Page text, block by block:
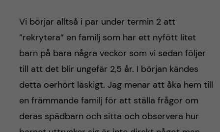
Vi börjar alltså i par under termin 2 att
”rekrytera” en familj som har ett nyfött litet
barn på bara några veckor som vi sedan följer
till att det blir ungefär 2,5 år. I början kändes
detta oerhört läskigt. Jag menar att åka hem till
en främmande familj för att ställa frågor om
deras spädbarn och sitta och observera hur